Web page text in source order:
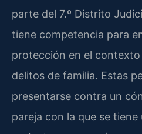
parte del 7.º Distrito
tiene competencia para
protección en el
delitos de familia. Estas
presentarse contra un
pareja con la que se